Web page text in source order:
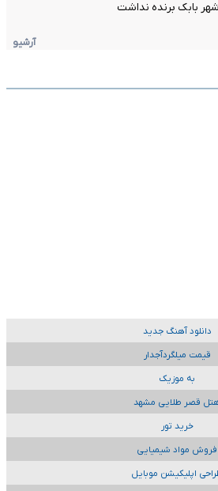
بابک برنده نداشت
آرشیو
دانلود آهنگ جدید
قیمت میلگردآجدار
به موزیک
قصر طلایی مشهد
خرید تور
فروش مواد شیمیایی
اپلیکیشن موبایل